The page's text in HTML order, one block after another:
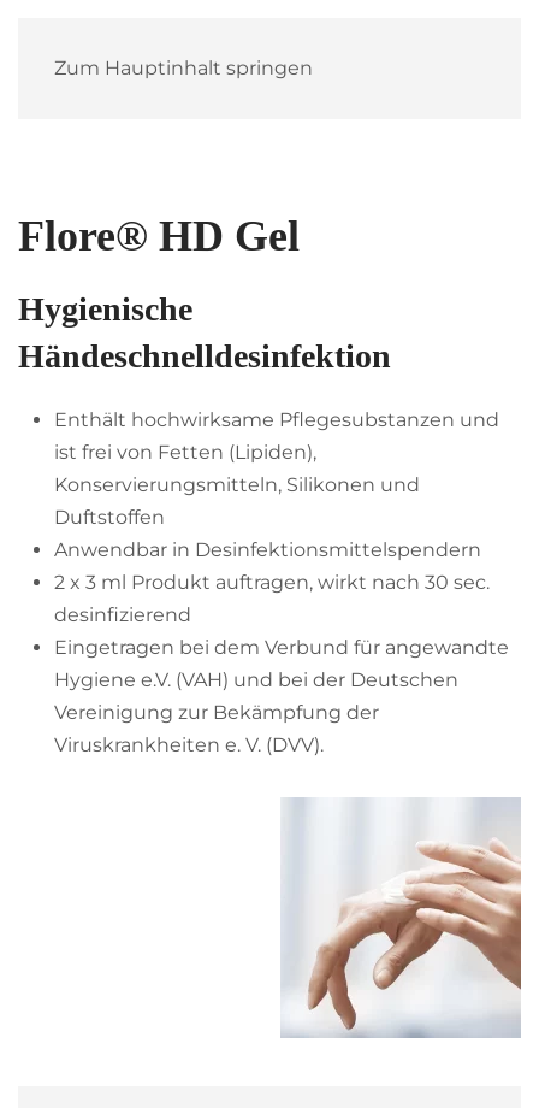
Zum Hauptinhalt springen
Flore® HD Gel
Hygienische
Händeschnelldesinfektion
Enthält hochwirksame Pflegesubstanzen und
ist frei von Fetten (Lipiden),
Konservierungsmitteln, Silikonen und
Duftstoffen
Anwendbar in Desinfektionsmittelspendern
2 x 3 ml Produkt auftragen, wirkt nach 30 sec.
desinfizierend
Eingetragen bei dem Verbund für angewandte
Hygiene e.V. (VAH) und bei der Deutschen
Vereinigung zur Bekämpfung der
Viruskrankheiten e. V. (DVV).